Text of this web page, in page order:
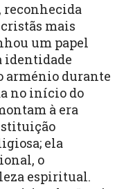
reconhecida
mais
um papel
identidade
arménio durante
no início do
à era
ela
o
espiritual.